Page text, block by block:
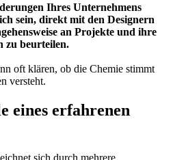
Ihres Unternehmens
sein, direkt mit den Designern
an Projekte und ihre
zu beurteilen.
oft klären, ob die Chemie stimmt
versteht.
eines erfahrenen
sich durch mehrere